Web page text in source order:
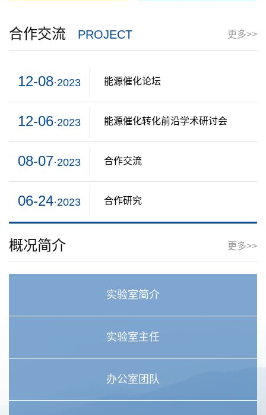
合作交流 PROJECT 更多>>
12-08·2023 能源催化论坛
12-06·2023 能源催化转化前沿学术研讨会
08-07·2023 合作交流
06-24·2023 合作研究
概况简介 更多>>
实验室简介
实验室主任
办公室团队